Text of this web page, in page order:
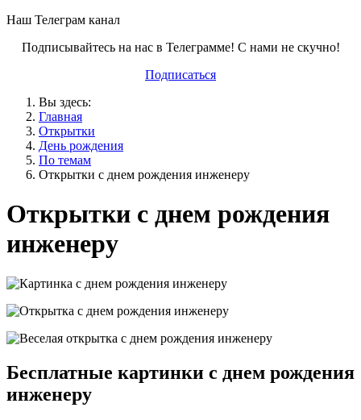
Наш Телеграм канал
Подписывайтесь на нас в Телеграмме! С нами не скучно!
Подписаться
Вы здесь:
Главная
Открытки
День рождения
По темам
Открытки с днем рождения инженеру
Открытки с днем рождения
инженеру
Бесплатные картинки с днем рождения
инженеру